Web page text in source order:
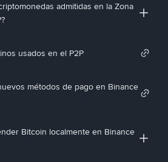
admitidas en la Zona
usados en el P2P
métodos de pago en Binance
Bitcoin localmente en Binance